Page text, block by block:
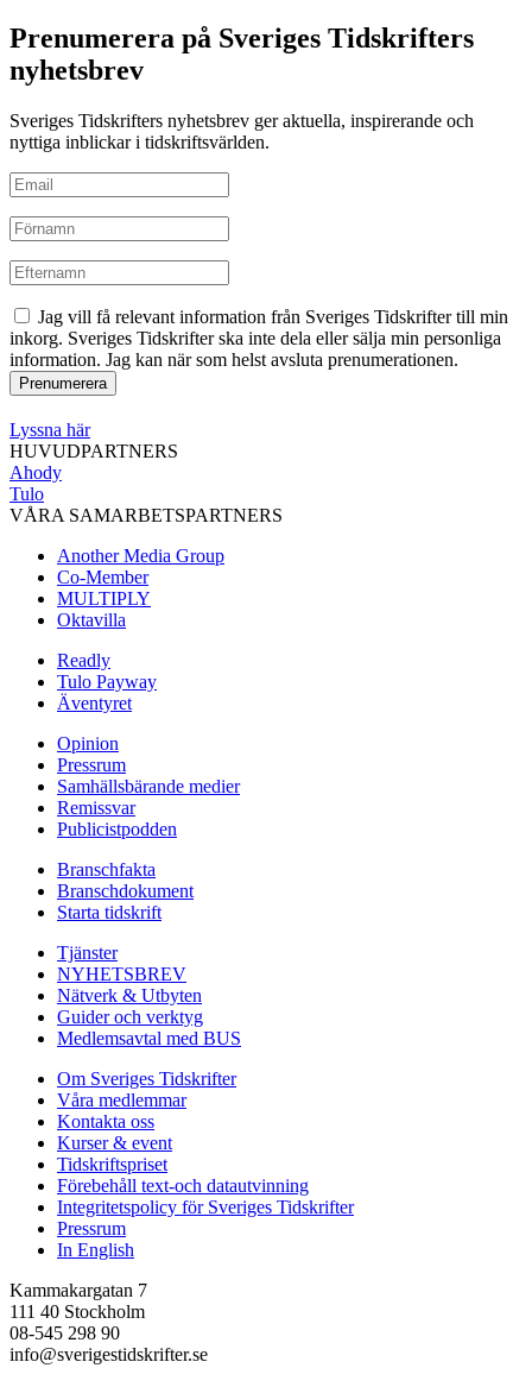
Prenumerera på Sveriges Tidskrifters
nyhetsbrev
Sveriges Tidskrifters nyhetsbrev ger aktuella, inspirerande och
nyttiga inblickar i tidskriftsvärlden.
Jag vill få relevant information från Sveriges Tidskrifter till min
inkorg. Sveriges Tidskrifter ska inte dela eller sälja min personliga
information. Jag kan när som helst avsluta prenumerationen.
Lyssna här
HUVUDPARTNERS
Ahody
Tulo
VÅRA SAMARBETSPARTNERS
Another Media Group
Co-Member
MULTIPLY
Oktavilla
Readly
Tulo Payway
Äventyret
Opinion
Pressrum
Samhällsbärande medier
Remissvar
Publicistpodden
Branschfakta
Branschdokument
Starta tidskrift
Tjänster
NYHETSBREV
Nätverk & Utbyten
Guider och verktyg
Medlemsavtal med BUS
Om Sveriges Tidskrifter
Våra medlemmar
Kontakta oss
Kurser & event
Tidskriftspriset
Förebehåll text-och datautvinning
Integritetspolicy för Sveriges Tidskrifter
Pressrum
In English
Kammakargatan 7
111 40 Stockholm
08-545 298 90
info@sverigestidskrifter.se